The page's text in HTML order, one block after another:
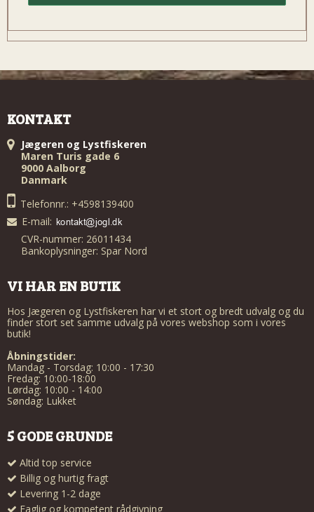
KONTAKT
Jægeren og Lystfiskeren
Maren Turis gade 6
9000 Aalborg
Danmark
Telefonnr.: +4598139400
E-mail:
CVR-nummer: 26011434
Bankoplysninger: Spar Nord
VI HAR EN BUTIK
Hos Jægeren og Lystfiskeren har vi et stort og bredt udvalg og du
finder stort set samme udvalg på vores webshop som i vores
butik!
Åbningstider:
Mandag - Torsdag: 10:00 - 17:30
Fredag: 10:00-18:00
Lørdag: 10:00 - 14:00
Søndag: Lukket
5 GODE GRUNDE
Altid top service
Billig og hurtig fragt
Levering 1-2 dage
Faglig og kompetent rådgivning